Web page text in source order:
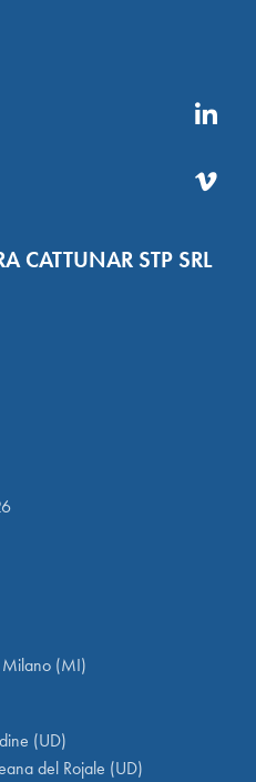
CATTUNAR STP SRL
(MI)
(UD)
del Rojale (UD)